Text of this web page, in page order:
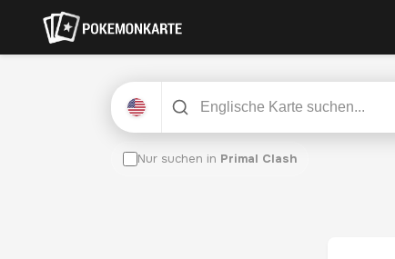
Nur suchen in Primal Clash